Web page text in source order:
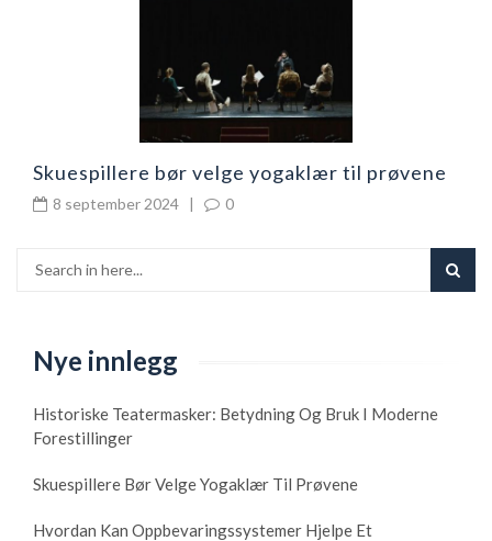
Skuespillere bør velge yogaklær til prøvene
8 september 2024 0
Nye innlegg
Historiske Teatermasker: Betydning Og Bruk I Moderne
Forestillinger
Skuespillere Bør Velge Yogaklær Til Prøvene
Hvordan Kan Oppbevaringssystemer Hjelpe Et